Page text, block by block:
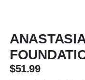
$51.99